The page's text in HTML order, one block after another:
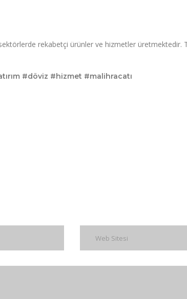
rekabetçi ürünler ve hizmetler üretmektedir.
#döviz #hizmet #malihracatı